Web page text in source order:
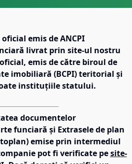
emis de ANCPI
livrat prin site-ul nostru
emis de către biroul de
imobiliară (BCPI) teritorial și
instituțiile statului.
documentelor
funciară și Extrasele de plan
emise prin intermediul
pot fi verificate pe site-